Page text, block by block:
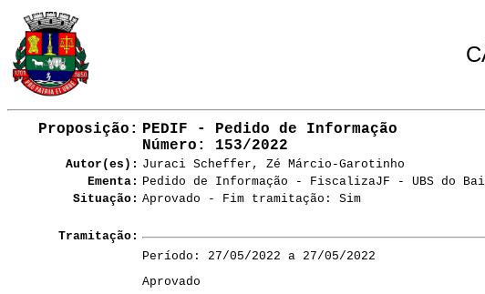
Proposição: PEDIF - Pedido de Informação
Número : 153/2022
Autor(es): Juraci Scheffer, Zé Márcio-Garotinho
Ementa: Pedido de Informação - FiscalizaJF - UBS do
Situação: Aprovado - Fim tramitação: Sim
Tramitação:
Período: 27/05/2022 a 27/05/2022
Aprovado